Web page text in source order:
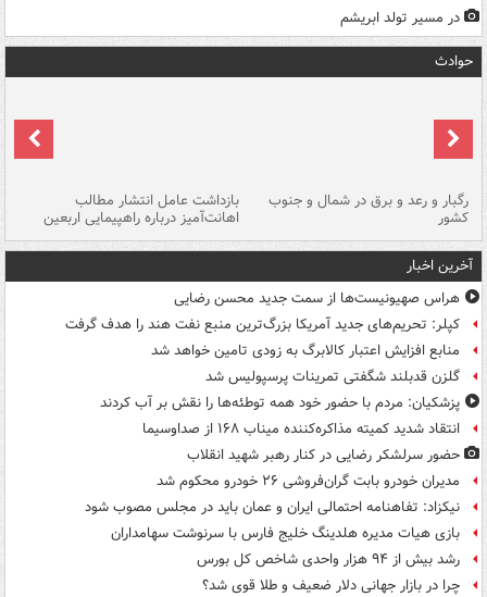
در مسیر تولد ابریشم
حوادث
رگبار و رعد و برق در شمال و جنوب
کشور
بازداشت عامل انتشار مطالب
اهانت‌آمیز درباره راهپیمایی اربعین
آخرین اخبار
هراس صهیونیست‌ها از سمت جدید محسن رضایی
کپلر: تحریم‌های جدید آمریکا بزرگ‌ترین منبع نفت هند را هدف گرفت
منابع افزایش اعتبار کالابرگ به زودی تامین خواهد شد
گلزن قدبلند شگفتی تمرینات پرسپولیس شد
پزشکیان: مردم با حضور خود همه توطئه‌ها را نقش بر آب کردند
انتقاد شدید کمیته مذاکره‌کننده میناب ۱۶۸ از صداوسیما
حضور سرلشکر رضایی در کنار رهبر شهید انقلاب
مدیران خودرو بابت گران‌فروشی ۲۶ خودرو محکوم شد
نیکزاد: تفاهنامه احتمالی ایران و عمان باید در مجلس مصوب شود
بازی هیات مدیره هلدینگ خلیج فارس با سرنوشت سهامداران
رشد بیش از ۹۴ هزار واحدی شاخص کل بورس
چرا در بازار جهانی دلار ضعیف و طلا قوی شد؟